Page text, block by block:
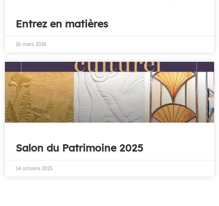
Entrez en matières
26 mars 2026
Salon du Patrimoine 2025
14 octobre 2025